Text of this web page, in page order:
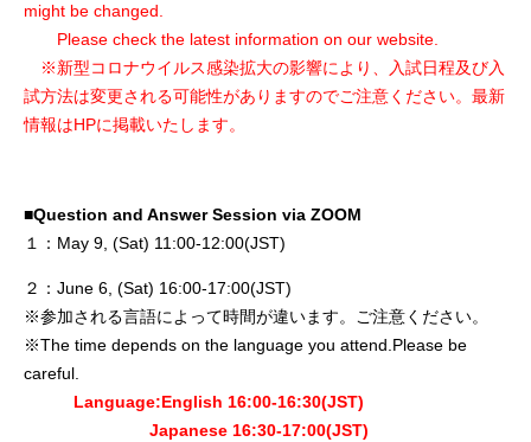
might be changed.
Please check the latest information on our website.
※新型コロナウイルス感染拡大の影響により、入試日程及び入
試方法は変更される可能性がありますのでご注意ください。最新
情報はHPに掲載いたします。
■Question and Answer Session via ZOOM
１：May 9, (Sat) 11:00-12:00(JST)
２：June 6, (Sat) 16:00-17:00(JST)
※参加される言語によって時間が違います。ご注意ください。
※The time depends on the language you attend.Please be
careful.
Language:English 16:00-16:30(JST)
Japanese 16:30-17:00(JST)